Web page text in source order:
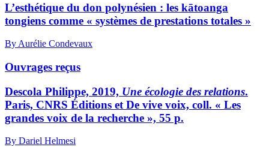
L’esthétique du don polynésien : les kātoanga
tongiens comme « systèmes de prestations totales »
By Aurélie Condevaux
Ouvrages reçus
Descola Philippe, 2019, Une écologie des relations.
Paris, CNRS Éditions et De vive voix, coll. « Les
grandes voix de la recherche », 55 p.
By Dariel Helmesi